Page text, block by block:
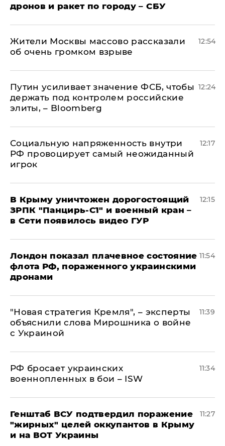
дронов и ракет по городу – СБУ
Жители Москвы массово рассказали
об очень громком взрыве
12:54
Путин усиливает значение ФСБ, чтобы
держать под контролем российские
элиты, – Bloomberg
12:24
Социальную напряженность внутри
РФ провоцирует самый неожиданный
игрок
12:17
В Крыму уничтожен дорогостоящий
ЗРПК "Панцирь-С1" и военный кран –
в Сети появилось видео ГУР
12:15
Лондон показал плачевное состояние
флота РФ, пораженного украинскими
дронами
11:54
"Новая стратегия Кремля", – эксперты
объяснили слова Мирошника о войне
с Украиной
11:39
РФ бросает украинских
военнопленных в бои – ISW
11:34
Генштаб ВСУ подтвердил поражение
"жирных" целей оккупантов в Крыму
и на ВОТ Украины
11:27